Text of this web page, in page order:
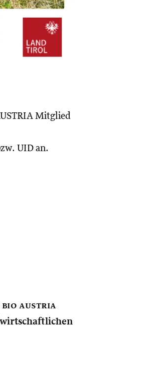
Mitglied
UID an.
bio austria